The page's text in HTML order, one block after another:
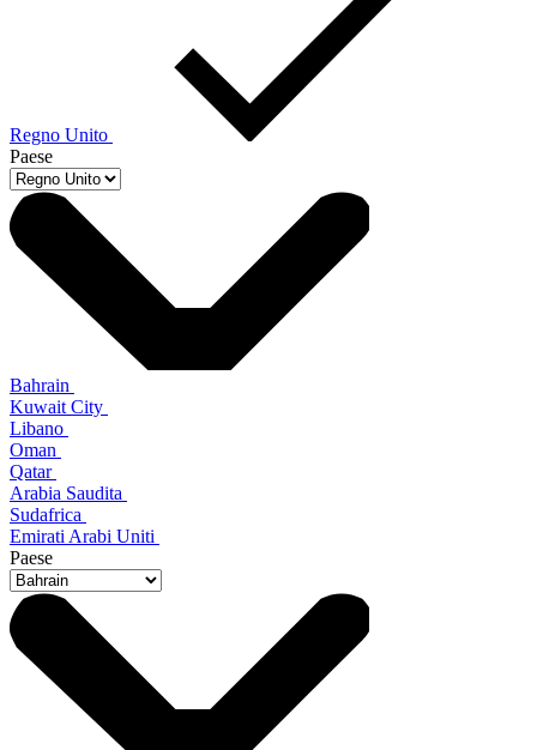
Regno Unito
Paese
Bahrain
Kuwait City
Libano
Oman
Qatar
Arabia Saudita
Sudafrica
Emirati Arabi Uniti
Paese